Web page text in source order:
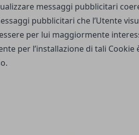
messaggi pubblicitari
pubblicitari che l’Utente
per lui maggiormente
per l’installazione di tali Cookie